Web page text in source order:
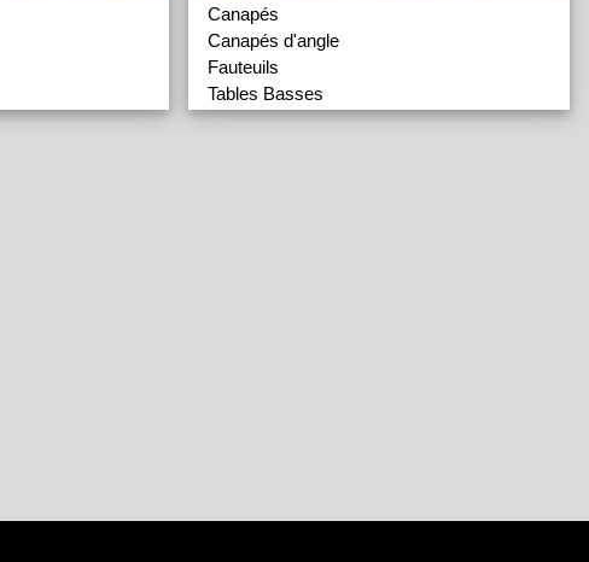
Canapés
Canapés d'angle
Fauteuils
Tables Basses
Eclairage